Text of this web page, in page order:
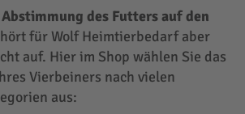
des Futters auf den
hört für Wolf Heimtierbedarf aber
auf. Hier im Shop wählen Sie das
Vierbeiners nach vielen
aus: